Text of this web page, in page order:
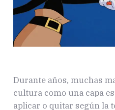
Durante años, muchas
cultura como una capa
aplicar o quitar según la